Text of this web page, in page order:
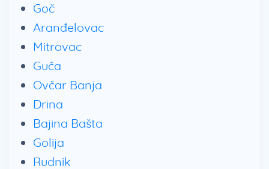
Goč
Aranđelovac
Mitrovac
Guča
Ovčar Banja
Drina
Bajina Bašta
Golija
Rudnik